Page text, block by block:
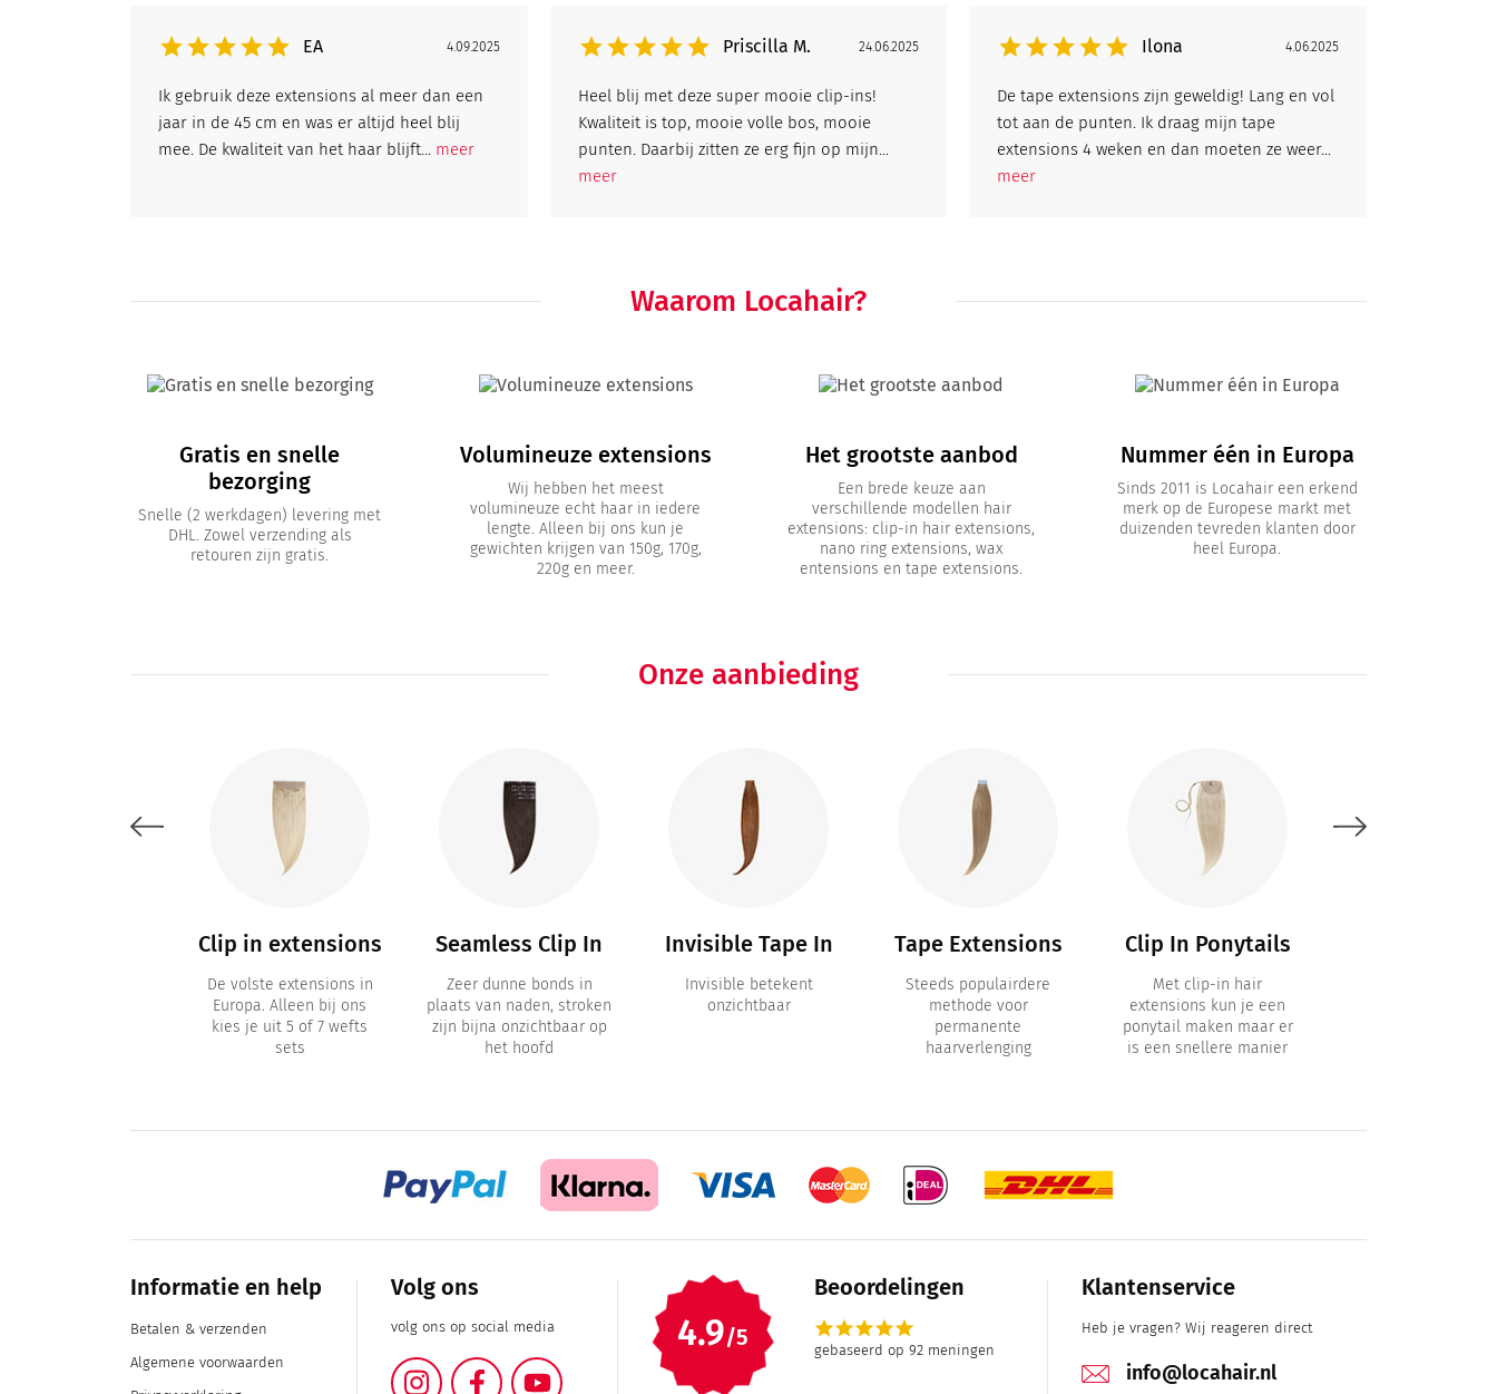
EA 4.09.2025
Ik gebruik deze extensions al meer dan een
jaar in de 45 cm en was er altijd heel blij
mee. De kwaliteit van het haar blijft... meer
Priscilla M. 24.06.2025
Heel blij met deze super mooie clip-ins!
Kwaliteit is top, mooie volle bos, mooie
punten. Daarbij zitten ze erg fijn op mijn...
meer
Ilona 4.06.2025
De tape extensions zijn geweldig! Lang en vol
tot aan de punten. Ik draag mijn tape
extensions 4 weken en dan moeten ze weer...
meer
Waarom Locahair?
Gratis en snelle
bezorging
Snelle (2 werkdagen) levering met
DHL. Zowel verzending als
retouren zijn gratis.
Volumineuze extensions
Wij hebben het meest
volumineuze echt haar in iedere
lengte. Alleen bij ons kun je
gewichten krijgen van 150g, 170g,
220g en meer.
Het grootste aanbod
Een brede keuze aan
verschillende modellen hair
extensions: clip-in hair extensions,
nano ring extensions, wax
entensions en tape extensions.
Nummer één in Europa
Sinds 2011 is Locahair een erkend
merk op de Europese markt met
duizenden tevreden klanten door
heel Europa.
Onze aanbieding
Clip in extensions
De volste extensions in
Europa. Alleen bij ons
kies je uit 5 of 7 wefts
sets
Seamless Clip In
Zeer dunne bonds in
plaats van naden, stroken
zijn bijna onzichtbaar op
het hoofd
Invisible Tape In
Invisible betekent
onzichtbaar
Tape Extensions
Steeds populairdere
methode voor
permanente
haarverlenging
Clip In Ponytails
Met clip-in hair
extensions kun je een
ponytail maken maar er
is een snellere manier
Informatie en help
Betalen & verzenden
Algemene voorwaarden
Volg ons
volg ons op social media
InstagramFacebookYouTube
4.9/5
Beoordelingen
starstarstarstarstar
gebaseerd op 92 meningen
Klantenservice
Heb je vragen? Wij reageren direct
info@locahair.nl